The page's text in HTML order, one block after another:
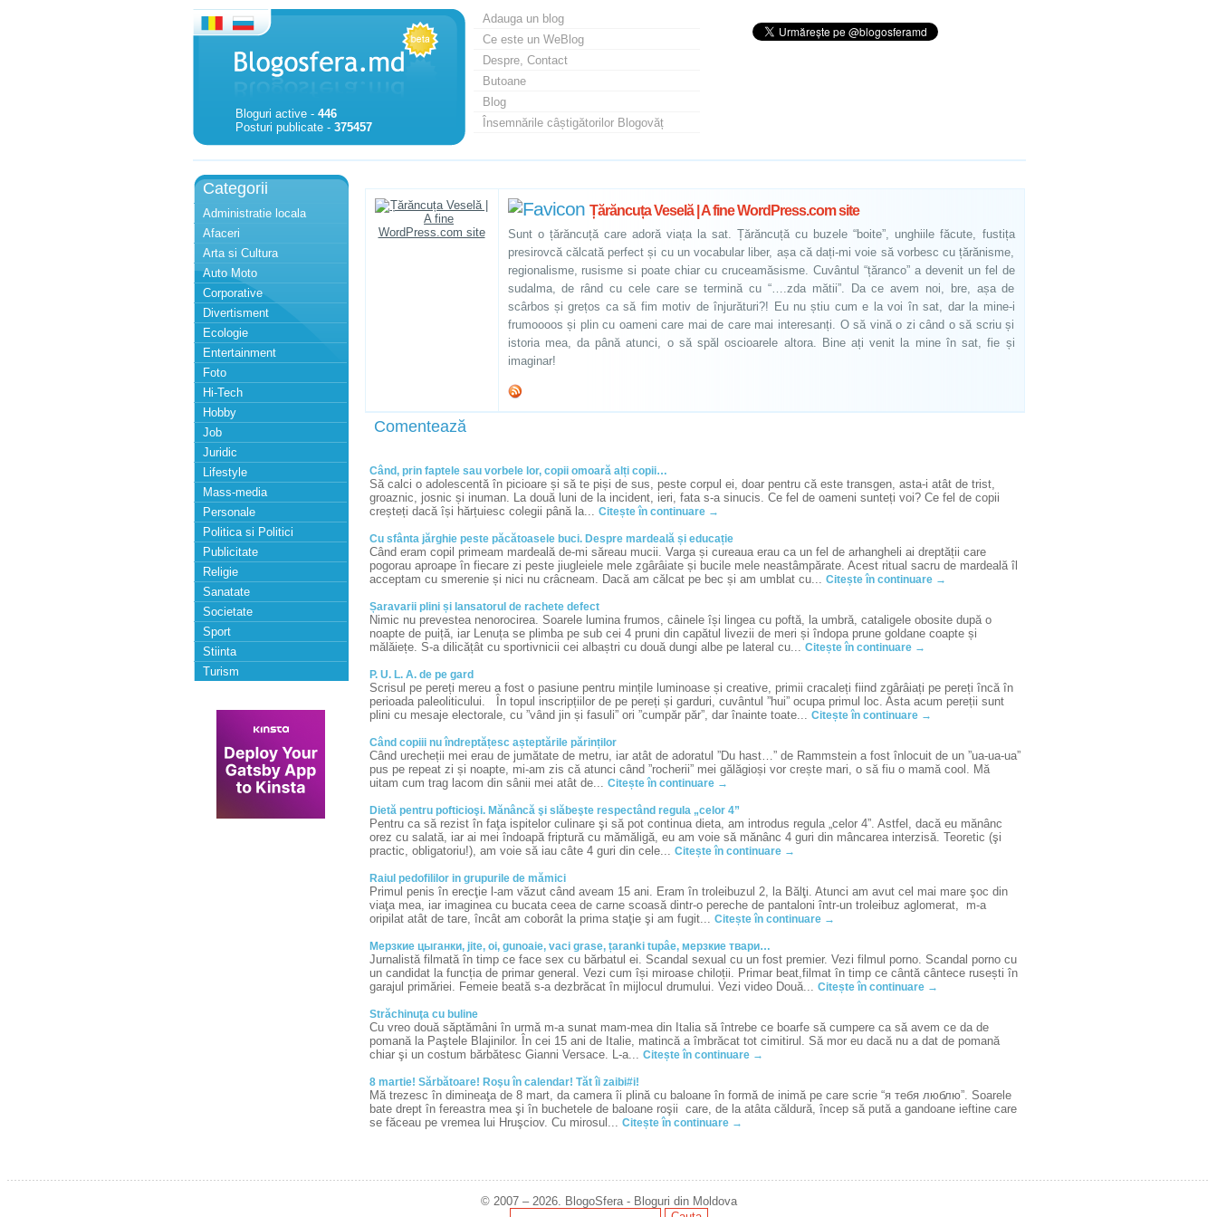
Bloguri active - 446
Posturi publicate - 375457
Adauga un blog
Ce este un WeBlog
Despre, Contact
Butoane
Blog
Însemnările câștigătorilor Blogovăț
Categorii
Administratie locala
Afaceri
Arta si Cultura
Auto Moto
Corporative
Divertisment
Ecologie
Entertainment
Foto
Hi-Tech
Hobby
Job
Juridic
Lifestyle
Mass-media
Personale
Politica si Politici
Publicitate
Religie
Sanatate
Societate
Sport
Stiinta
Turism
Țărăncuța Veselă | A fine WordPress.com site
Sunt o țărăncuță care adoră viața la sat. Țărăncuță cu buzele “boite”, unghiile făcute, fustița
presirovcă călcată perfect și cu un vocabular liber, așa că dați-mi voie să vorbesc cu țărănisme,
regionalisme, rusisme si poate chiar cu cruceamăsisme. Cuvântul “țăranco” a devenit un fel de
sudalma, de rând cu cele care se termină cu “….zda mătii”. Da ce avem noi, bre, așa de
scârbos și grețos ca să fim motiv de înjurături?! Eu nu știu cum e la voi în sat, dar la mine-i
frumoooos și plin cu oameni care mai de care mai interesanți. O să vină o zi când o să scriu și
istoria mea, da până atunci, o să spăl oscioarele altora. Bine ați venit la mine în sat, fie și
imaginar!
Comentează
Când, prin faptele sau vorbele lor, copii omoară alți copii…
Să calci o adolescentă în picioare și să te piși de sus, peste corpul ei, doar pentru că este transgen, asta-i atât de trist,
groaznic, josnic și inuman. La două luni de la incident, ieri, fata s-a sinucis. Ce fel de oameni sunteți voi? Ce fel de copii
creșteți dacă își hărțuiesc colegii până la... Citește în continuare →
Cu sfânta jărghie peste păcătoasele buci. Despre mardeală și educație
Când eram copil primeam mardeală de-mi săreau mucii. Varga și cureaua erau ca un fel de arhangheli ai dreptății care
pogorau aproape în fiecare zi peste jiugleiele mele zgârâiate și bucile mele neastâmpărate. Acest ritual sacru de mardeală îl
acceptam cu smerenie și nici nu crâcneam. Dacă am călcat pe bec și am umblat cu... Citește în continuare →
Șaravarii plini și lansatorul de rachete defect
Nimic nu prevestea nenorocirea. Soarele lumina frumos, câinele își lingea cu poftă, la umbră, cataligele obosite după o
noapte de puiță, iar Lenuța se plimba pe sub cei 4 pruni din capătul livezii de meri și îndopa prune goldane coapte și
mălăiețe. S-a dilicățât cu sportivnicii cei albaștri cu două dungi albe pe lateral cu... Citește în continuare →
P. U. L. A. de pe gard
Scrisul pe pereți mereu a fost o pasiune pentru mințile luminoase și creative, primii cracaleți fiind zgârâiați pe pereți încă în
perioada paleoliticului. În topul inscripțiilor de pe pereți și garduri, cuvântul ”hui” ocupa primul loc. Asta acum pereții sunt
plini cu mesaje electorale, cu ”vând jin și fasuli” ori ”cumpăr păr”, dar înainte toate... Citește în continuare →
Când copiii nu îndreptățesc așteptările părinților
Când urecheții mei erau de jumătate de metru, iar atât de adoratul ”Du hast…” de Rammstein a fost înlocuit de un ”ua-ua-ua”
pus pe repeat zi și noapte, mi-am zis că atunci când ”rocherii” mei gălăgioși vor crește mari, o să fiu o mamă cool. Mă
uitam cum trag lacom din sânii mei atât de... Citește în continuare →
Dietă pentru pofticioşi. Mănâncă şi slăbeşte respectând regula „celor 4”
Pentru ca să rezist în faţa ispitelor culinare şi să pot continua dieta, am introdus regula „celor 4”. Astfel, dacă eu mănânc
orez cu salată, iar ai mei îndoapă friptură cu mămăligă, eu am voie să mănânc 4 guri din mâncarea interzisă. Teoretic (şi
practic, obligatoriu!), am voie să iau câte 4 guri din cele... Citește în continuare →
Raiul pedofililor in grupurile de mămici
Primul penis în erecţie l-am văzut când aveam 15 ani. Eram în troleibuzul 2, la Bălţi. Atunci am avut cel mai mare şoc din
viaţa mea, iar imaginea cu bucata ceea de carne scoasă dintr-o pereche de pantaloni într-un troleibuz aglomerat, m-a
oripilat atât de tare, încât am coborât la prima staţie şi am fugit... Citește în continuare →
Mерзкие цыганки, jite, oi, gunoaie, vaci grase, țaranki tupâe, мерзкие твари…
Jurnalistă filmată în timp ce face sex cu bărbatul ei. Scandal sexual cu un fost premier. Vezi filmul porno. Scandal porno cu
un candidat la funcția de primar general. Vezi cum își miroase chiloții. Primar beat,filmat în timp ce cântă cântece rusești în
garajul primăriei. Femeie beată s-a dezbrăcat în mijlocul drumului. Vezi video Două... Citește în continuare →
Străchinuţa cu buline
Cu vreo două săptămâni în urmă m-a sunat mam-mea din Italia să întrebe ce boarfe să cumpere ca să avem ce da de
pomană la Paştele Blajinilor. În cei 15 ani de Italie, matincă a îmbrăcat tot cimitirul. Să mor eu dacă nu a dat de pomană
chiar şi un costum bărbătesc Gianni Versace. L-a... Citește în continuare →
8 martie! Sărbătoare! Roşu în calendar! Tăt îi zaibi#i!
Mă trezesc în dimineaţa de 8 mart, da camera îi plină cu baloane în formă de inimă pe care scrie “я тебя люблю”. Soarele
bate drept în fereastra mea şi în buchetele de baloane roşii care, de la atâta căldură, încep să pută a gandoane ieftine care
se făceau pe vremea lui Hruşciov. Cu mirosul... Citește în continuare →
© 2007 – 2026. BlogoSfera - Bloguri din Moldova